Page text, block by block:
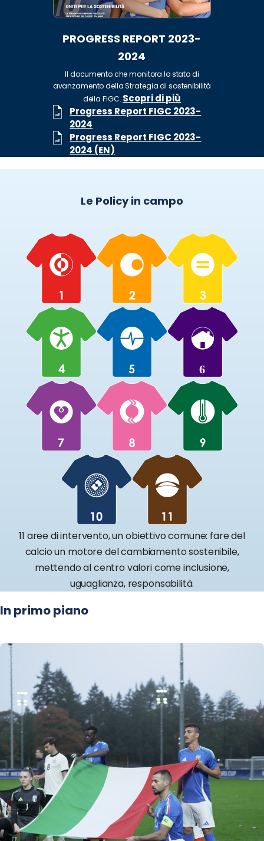
PROGRESS REPORT 2023-
2024
Il documento che monitora lo stato di
avanzamento della Strategia di sostenibilità
della FIGC. Scopri di più
Progress Report FIGC 2023-
2024
Progress Report FIGC 2023-
2024 (EN)
Le Policy in campo
11 aree di intervento, un obiettivo comune: fare del
calcio un motore del cambiamento sostenibile,
mettendo al centro valori come inclusione,
uguaglianza, responsabilità.
In primo piano